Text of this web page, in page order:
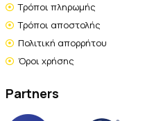
Τρόποι πληρωμής
Τρόποι αποστολής
Πολιτική απορρήτου
Όροι χρήσης
Partners